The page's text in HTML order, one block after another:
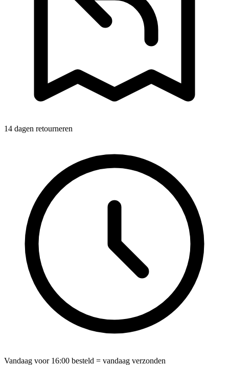
14 dagen retourneren
Vandaag voor 16:00 besteld = vandaag verzonden